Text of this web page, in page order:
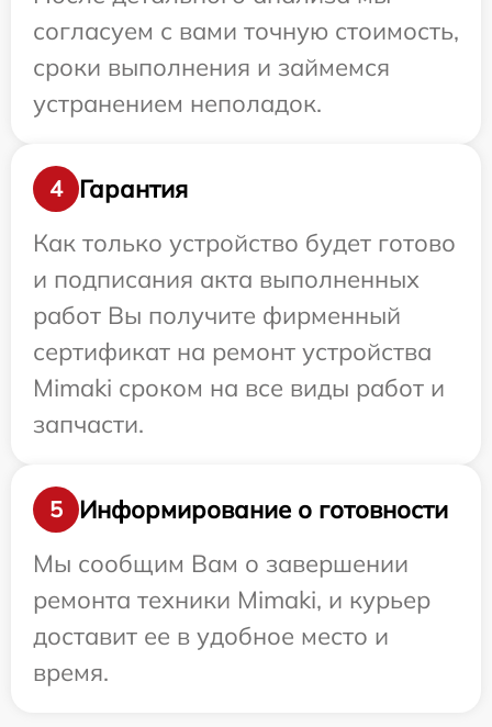
согласуем с вами точную стоимость,
сроки выполнения и займемся
устранением неполадок.
4
Гарантия
Как только устройство будет готово
и подписания акта выполненных
работ Вы получите фирменный
сертификат на ремонт устройства
Mimaki сроком на все виды работ и
запчасти.
5
Информирование о готовности
Мы сообщим Вам о завершении
ремонта техники Mimaki, и курьер
доставит ее в удобное место и
время.